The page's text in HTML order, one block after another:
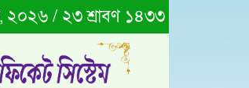
২০২৬ / ২৩ শ্রাবণ ১৪৩৩